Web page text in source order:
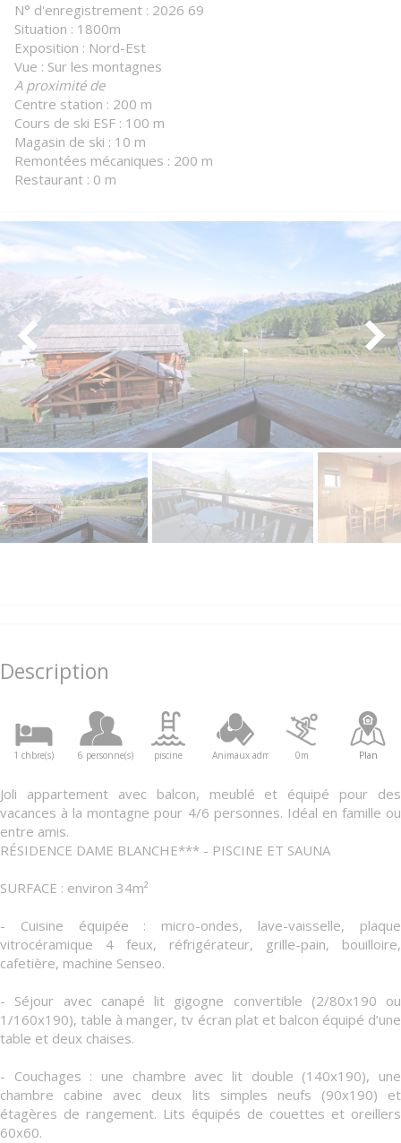
N° d'enregistrement : 2026 69
Situation : 1800m
Exposition : Nord-Est
Vue : Sur les montagnes
A proximité de
Centre station : 200 m
Cours de ski ESF : 100 m
Magasin de ski : 10 m
Remontées mécaniques : 200 m
Restaurant : 0 m
Description
1 chbre(s) 6 personne(s) piscine Animaux admis 0m Plan
Joli appartement avec balcon, meublé et équipé pour des
vacances à la montagne pour 4/6 personnes. Idéal en famille ou
entre amis.
RÉSIDENCE DAME BLANCHE*** - PISCINE ET SAUNA
SURFACE : environ 34m²
- Cuisine équipée : micro-ondes, lave-vaisselle, plaque
vitrocéramique 4 feux, réfrigérateur, grille-pain, bouilloire,
cafetière, machine Senseo.
- Séjour avec canapé lit gigogne convertible (2/80x190 ou
1/160x190), table à manger, tv écran plat et balcon équipé d’une
table et deux chaises.
- Couchages : une chambre avec lit double (140x190), une
chambre cabine avec deux lits simples neufs (90x190) et
étagères de rangement. Lits équipés de couettes et oreillers
60x60.